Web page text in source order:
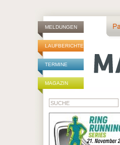
MELDUNGEN
LAUFBERICHTE
TERMINE
MAGAZIN